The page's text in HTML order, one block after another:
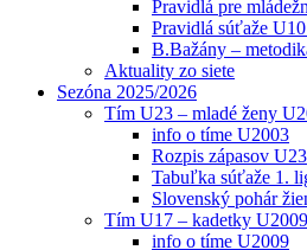
Pravidlá pre
Pravidlá súťaže
B.Bažány –
Aktuality zo siete
Sezóna 2025/2026
Tím U23 – mladé ženy
info o tíme U2003
Rozpis zápasov U23
Tabuľka súťaže 1.
Slovenský pohár
Tím U17 – kadetky U2009
info o tíme U2009